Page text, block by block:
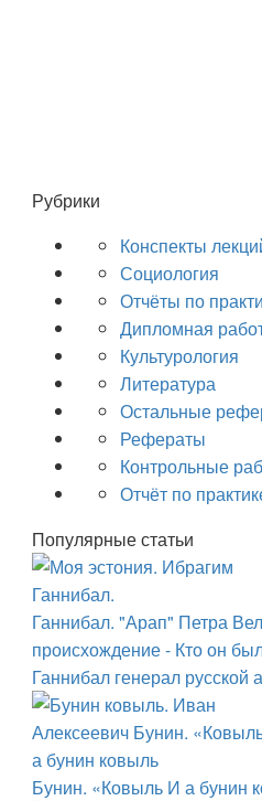
Рубрики
Конспекты
Социология
Отчёты по
Дипломная
Культурология
Литература
Остальные
Рефераты
Контрольные
Отчёт по
Популярные статьи
Ганнибал. "Арап" Петра
происхождение - Кто он
Ганнибал генерал русской
Бунин. «Ковыль И а бунин